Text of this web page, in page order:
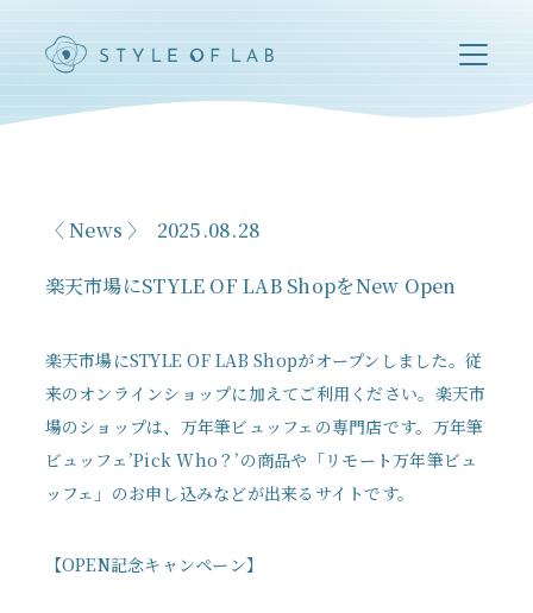
News 2025.08.28
楽天市場にSTYLE OF LAB ShopをNew Open
楽天市場にSTYLE OF LAB Shopがオープンしました。従
来のオンラインショップに加えてご利用ください。楽天市
場のショップは、万年筆ビュッフェの専門店です。万年筆
ビュッフェ’Pick Who？’の商品や「リモート万年筆ビュ
ッフェ」のお申し込みなどが出来るサイトです。
【OPEN記念キャンペーン】